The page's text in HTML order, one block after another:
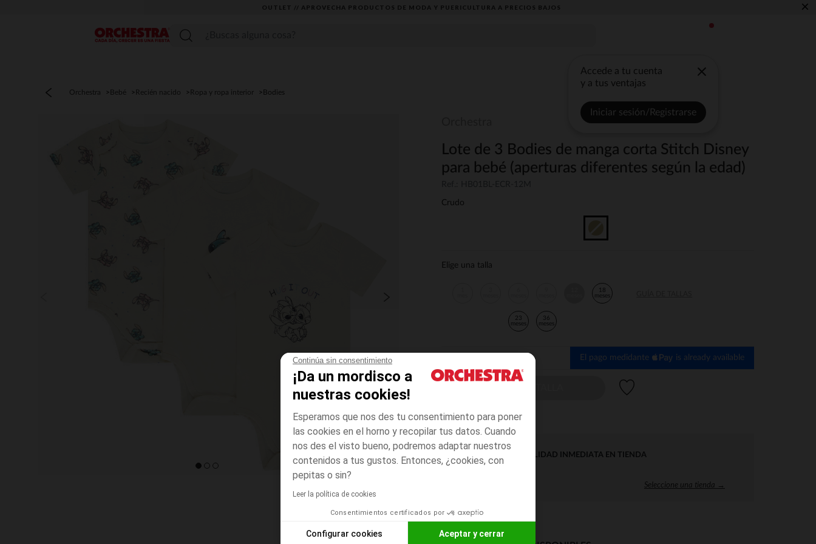
Continúa sin consentimiento
¡Da un mordisco a
nuestras cookies!
Esperamos que nos des tu consentimiento para poner
las cookies en el horno y recopilar tus datos. Cuando
nos des el visto bueno, podremos adaptar nuestros
contenidos a tus gustos. Entonces, ¿cookies, con
pepitas o sin?
Leer la política de cookies
Consentimientos certificados por
Configurar cookies Aceptar y cerrar
OUTLET // APROVECHA PRODUCTOS DE MODA Y PUERICULTURA A PRECIOS BAJOS ×
Menú
Accede a tu cuenta
y a tus ventajas
Iniciar sesión/Registrarse
Orchestra Bebé Recién nacido Ropa y ropa interior Bodies
Lote de 3 Bodies de manga corta Stitch Disney
para bebé (aperturas diferentes según la edad)
Crudo
Elige una talla
18
meses
23
meses
36
meses
El pago medidante is already available
DISPONIBILIDAD INMEDIATA EN TIENDA
Seleccione una tienda →